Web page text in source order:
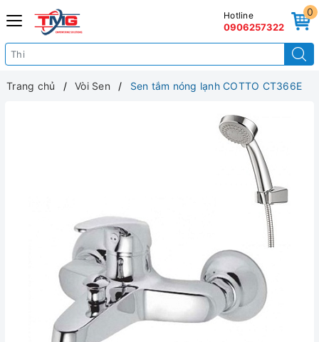
0
Hotline
0906257322
Trang chủ Vòi Sen Sen tắm nóng lạnh COTTO CT366E